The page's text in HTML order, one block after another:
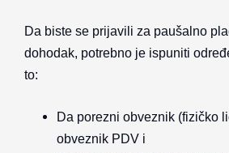
Da biste se prijavili za paušalno
dohodak, potrebno je ispuniti
to:
Da porezni obveznik (fizičko
obveznik PDV i